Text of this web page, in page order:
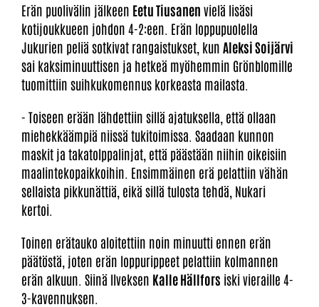
Erän puolivälin jälkeen Eetu Tiusanen vielä lisäsi
kotijoukkueen johdon 4-2:een. Erän loppupuolella
Jukurien peliä sotkivat rangaistukset, kun Aleksi Soijärvi
sai kaksiminuuttisen ja hetkeä myöhemmin Grönblomille
tuomittiin suihkukomennus korkeasta mailasta.
- Toiseen erään lähdettiin sillä ajatuksella, että ollaan
miehekkäämpiä niissä tukitoimissa. Saadaan kunnon
maskit ja takatolppalinjat, että päästään niihin oikeisiin
maalintekopaikkoihin. Ensimmäinen erä pelattiin vähän
sellaista pikkunättiä, eikä sillä tulosta tehdä, Nukari
kertoi.
Toinen erätauko aloitettiin noin minuutti ennen erän
päätöstä, joten erän loppurippeet pelattiin kolmannen
erän alkuun. Siinä Ilveksen Kalle Hällfors iski vieraille 4-
3-kavennuksen.